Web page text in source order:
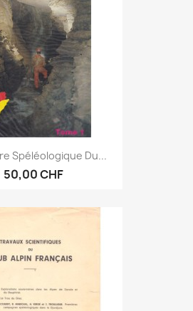
Spéléologique Du...
50,00 CHF